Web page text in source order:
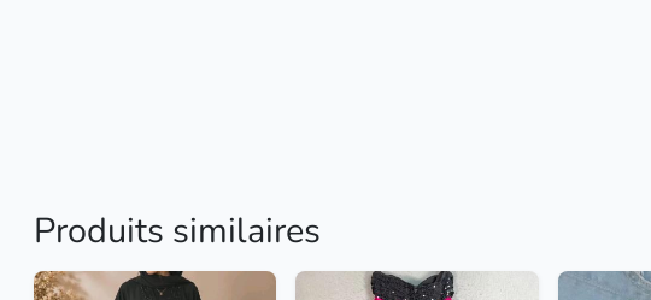
Produits similaires